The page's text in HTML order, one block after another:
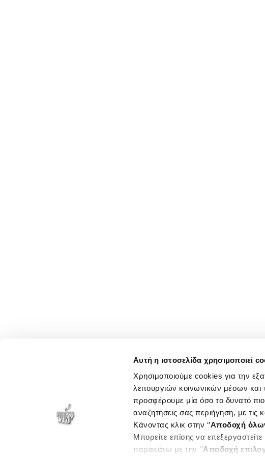
Αυτή η ιστοσελίδα χρησιμοποιεί
Χρησιμοποιούμε cookies για την
λειτουργιών κοινωνικών μέσων και
προσφέρουμε μία όσο το δυνατό πιο
αναζητήσεις σας περιήγηση, με τις
Κάνοντας κλικ στην ‘’Αποδοχή
Μπορείτε επίσης να
παρακάτω με την ‘’Αποδοχή